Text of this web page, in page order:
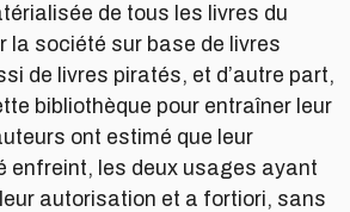
de tous les livres du
la société sur base de livres
de livres piratés, et d’autre part,
bibliothèque pour entraîner leur
ont estimé que leur
enfreint, les deux usages ayant
autorisation et a fortiori, sans